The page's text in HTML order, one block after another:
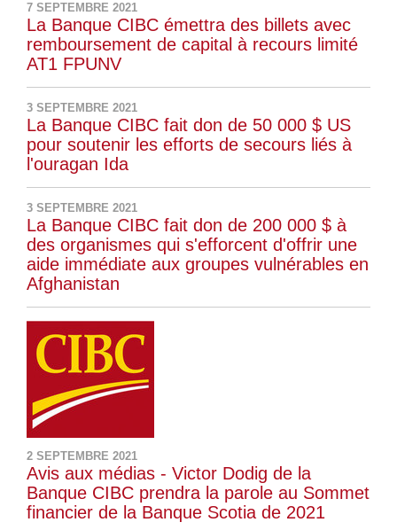
7 SEPTEMBRE 2021
La Banque CIBC émettra des billets avec
remboursement de capital à recours limité
AT1 FPUNV
3 SEPTEMBRE 2021
La Banque CIBC fait don de 50 000 $ US
pour soutenir les efforts de secours liés à
l'ouragan Ida
3 SEPTEMBRE 2021
La Banque CIBC fait don de 200 000 $ à
des organismes qui s'efforcent d'offrir une
aide immédiate aux groupes vulnérables en
Afghanistan
2 SEPTEMBRE 2021
Avis aux médias - Victor Dodig de la
Banque CIBC prendra la parole au Sommet
financier de la Banque Scotia de 2021